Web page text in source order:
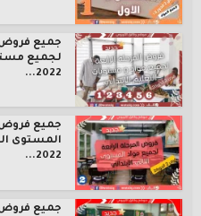
جميع فروض
لجميع
2022...
جميع فروض
المستوى
2022...
جميع فروض